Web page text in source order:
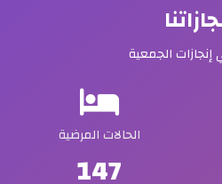
الجمعية
الحالات المرضية
147